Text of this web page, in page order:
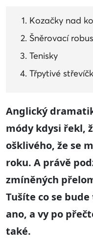
Kozačky nad
Šněrovací
Tenisky
Třpytivé
Anglický
módy kdysi řekl,
ošklivého, že se
roku. A právě
zmíněných
Tušíte co se
ano, a vy po
také.